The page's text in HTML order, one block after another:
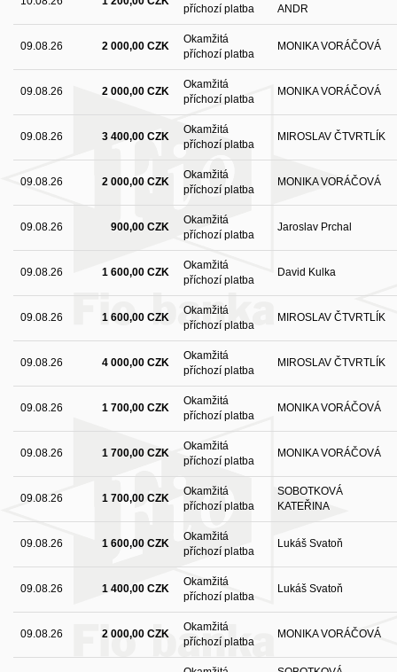
příchozí platba
ANDR
09.08.26 2 000,00 CZK
Okamžitá
příchozí platba
MONIKA VORÁČOVÁ
09.08.26 2 000,00 CZK
Okamžitá
příchozí platba
MONIKA VORÁČOVÁ
09.08.26 3 400,00 CZK
Okamžitá
příchozí platba
MIROSLAV ČTVRTLÍK
09.08.26 2 000,00 CZK
Okamžitá
příchozí platba
MONIKA VORÁČOVÁ
09.08.26 900,00 CZK
Okamžitá
příchozí platba
Jaroslav Prchal
09.08.26 1 600,00 CZK
Okamžitá
příchozí platba
David Kulka
09.08.26 1 600,00 CZK
Okamžitá
příchozí platba
MIROSLAV ČTVRTLÍK
09.08.26 4 000,00 CZK
Okamžitá
příchozí platba
MIROSLAV ČTVRTLÍK
09.08.26 1 700,00 CZK
Okamžitá
příchozí platba
MONIKA VORÁČOVÁ
09.08.26 1 700,00 CZK
Okamžitá
příchozí platba
MONIKA VORÁČOVÁ
09.08.26 1 700,00 CZK
Okamžitá
příchozí platba
SOBOTKOVÁ
KATEŘINA
09.08.26 1 600,00 CZK
Okamžitá
příchozí platba
Lukáš Svatoň
09.08.26 1 400,00 CZK
Okamžitá
příchozí platba
Lukáš Svatoň
09.08.26 2 000,00 CZK
Okamžitá
příchozí platba
MONIKA VORÁČOVÁ